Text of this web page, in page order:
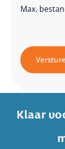
Max.
Klaar